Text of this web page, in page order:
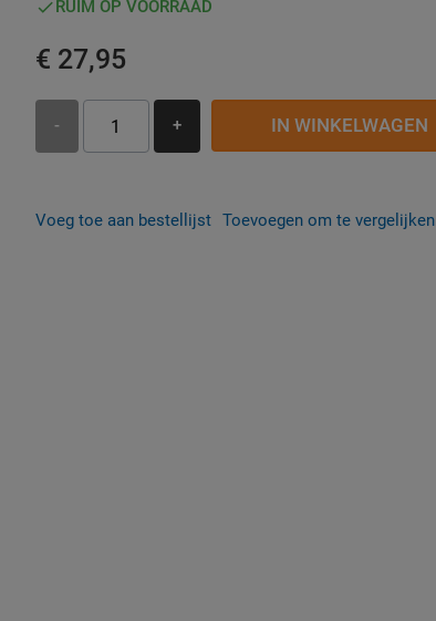
RUIM OP VOORRAAD
€ 27,95
- + IN WINKELWAGEN
Voeg toe aan bestellijst Toevoegen om te vergelijken